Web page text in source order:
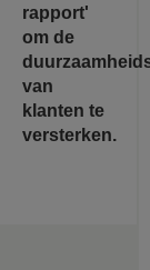
rapport'
om de
van
klanten te
versterken.